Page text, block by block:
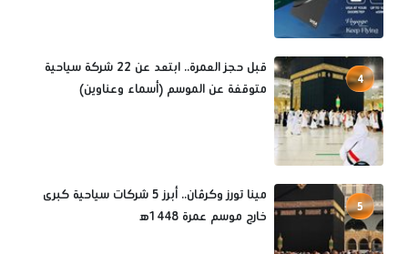
4
قبل حجز العمرة.. ابتعد عن 22 شركة سياحية
متوقفة عن الموسم (أسماء وعناوين)
5
مينا تورز وكرڤان.. أبرز 5 شركات سياحية كبرى
خارج موسم عمرة 1448ه‍